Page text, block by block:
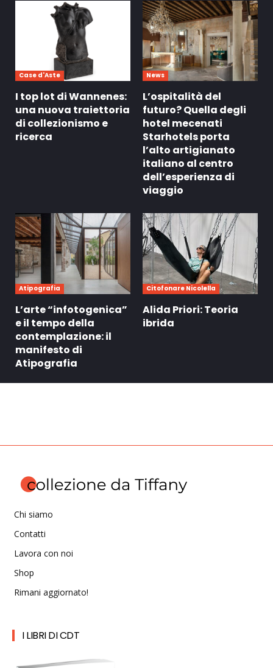
Case d'Aste
I top lot di Wannenes:
una nuova traiettoria
di collezionismo e
ricerca
News
L’ospitalità del
futuro? Quella degli
hotel mecenati
Starhotels porta
l’alto artigianato
italiano al centro
dell’esperienza di
viaggio
Atipografia
L’arte “infotogenica”
e il tempo della
contemplazione: il
manifesto di
Atipografia
Citofonare Nicolella
Alida Priori: Teoria
ibrida
Chi siamo
Contatti
Lavora con noi
Shop
Rimani aggiornato!
I LIBRI DI CDT